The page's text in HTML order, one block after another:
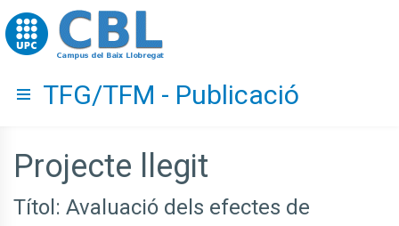
Go to upc.edu
Hide menu
TFG/TFM - Publicació
Projecte llegit
Títol: Avaluació dels efectes de